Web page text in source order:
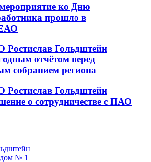
ко Дню
прошло в
Ростислав Гольдштейн
отчётом перед
собранием региона
Ростислав Гольдштейн
о сотрудничестве с ПАО
№ 1